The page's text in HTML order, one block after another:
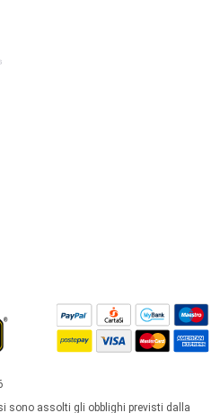
sono assolti gli obblighi previsti dalla